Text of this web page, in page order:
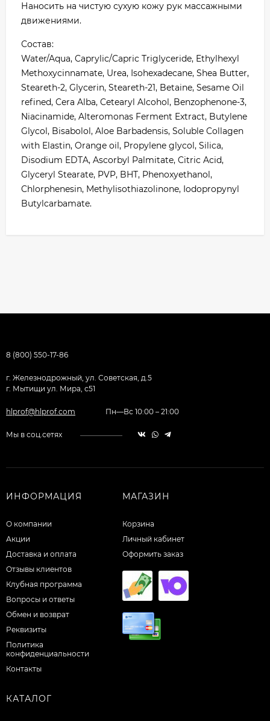
Наносить на чистую сухую кожу рук массажными
движениями.
Состав:
Water/Aqua, Caprylic/Capric Triglyceride, Ethylhexyl
Methoxycinnamate, Urea, Isohexadecane, Shea Butter,
Steareth-2, Glycerin, Steareth-21, Betaine, Sesame Oil
refined, Cera Alba, Cetearyl Alcohol, Benzophenone-3,
Niacinamide, Alteromonas Ferment Extract, Butylene
Glycol, Bisabolol, Aloe Barbadensis, Soluble Collagen
with Elastin, Orange oil, Propylene glycol, Silica,
Disodium EDTA, Ascorbyl Palmitate, Citric Acid,
Glyceryl Stearate, PVP, BHT, Phenoxyethanol,
Chlorphenesin, Methylisothiazolinone, Iodopropynyl
Butylcarbamate.
8 (800) 550-17-86
г. Железнодрожный, ул. Советская, д.5
г. Мытищи ул. Мира, с51
hlprof@hlprof.com Пн—Вс 10:00 – 21:00
Мы в соц.сетях
ИНФОРМАЦИЯ
О компании
Акции
Доставка и оплата
Отзывы клиентов
Клубная программа
Вопросы и ответы
Обмен и возврат
Реквизиты
Политика
конфиденциальности
Контакты
МАГАЗИН
Корзина
Личный кабинет
Оформить заказ
КАТАЛОГ